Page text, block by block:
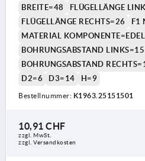
Form C: mit Bolzen/Kopf und
Form D: mit Steckbolzen/
BREITE=48
FLÜGELLÄNGE
FLÜGELLÄNGE RECHTS=26
F1
MATERIAL
BOHRUNGSABSTAND LINKS=15
BOHRUNGSABSTAND
D2=6
D3=14 H=9
Bestellnummer: K1963.25151501
10,91 CHF
zzgl. MwSt.
zzgl. Versandkosten